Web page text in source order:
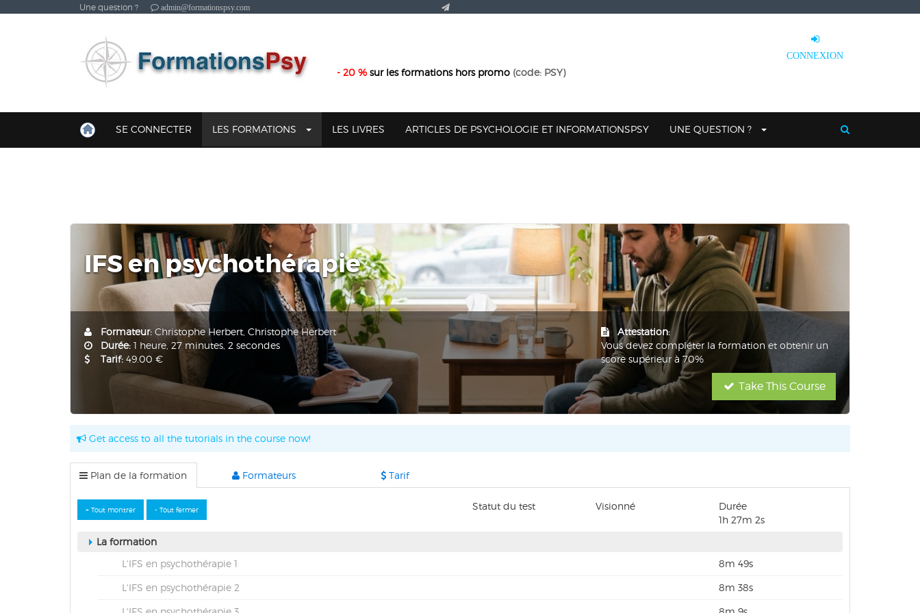
Une question ? admin@formationspsy.com
CONNEXION
- 20 %sur les formations hors promo (code: PSY)
SE CONNECTER LES FORMATIONS LES LIVRES ARTICLES DE PSYCHOLOGIE ET INFORMATIONSPSY UNE QUESTION ?
IFS en psychothérapie
Formateur: Christophe Herbert, Christophe Herbert
Durée: 1 heure, 27 minutes, 2 secondes
Tarif: 49.00 €
Attestation:
Vous devez compléter la formation et obtenir un
score supérieur à 70%
Take This Course
Get access to all the tutorials in the course now!
Plan de la formation Formateurs Tarif
Statut du test Visionné
Durée
1h 27m 2s
La formation
L'IFS en psychothérapie 1
8m 49s
L'IFS en psychothérapie 2 8m 38s